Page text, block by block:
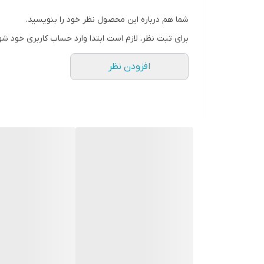
شما هم درباره این محصول نظر خود را بنویسید.
برای ثبت نظر، لازم است ابتدا وارد حساب کاربری خود
افزودن نظر